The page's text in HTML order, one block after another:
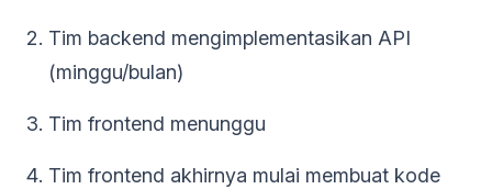
Tim backend mengimplementasikan API
(minggu/bulan)
Tim frontend menunggu
Tim frontend akhirnya mulai membuat kode